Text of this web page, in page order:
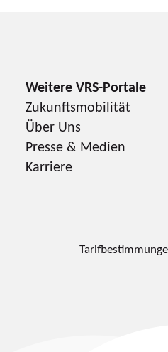
Zukunftsmobilität
Über Uns
Presse & Medien
Karriere